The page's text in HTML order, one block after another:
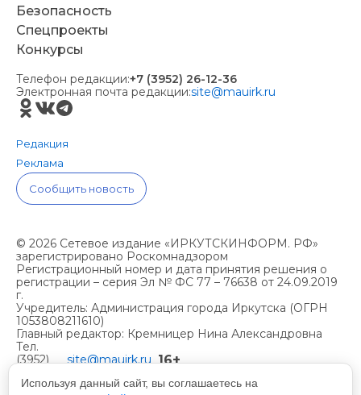
Безопасность
Спецпроекты
Конкурсы
Телефон редакции:+7 (3952) 26-12-36
Электронная почта редакции:site@mauirk.ru
Редакция
Реклама
Сообщить новость
© 2026 Сетевое издание «ИРКУТСКИНФОРМ. РФ»
зарегистрировано Роскомнадзором
Регистрационный номер и дата принятия решения о
регистрации – серия Эл № ФС 77 – 76638 от 24.09.2019
г.
Учредитель: Администрация города Иркутска (ОГРН
1053808211610)
Главный редактор: Кремницер Нина Александровна
Тел.
(3952)
site@mauirk.ru 16+
Используя данный сайт, вы соглашаетесь на